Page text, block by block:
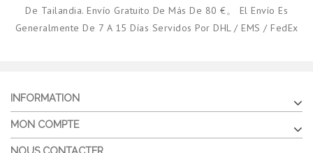
De Tailandia. Envío Gratuito De Más De 80 €。 El Envío Es
Generalmente De 7 A 15 Días Servidos Por DHL / EMS / FedEx
INFORMATION
MON COMPTE
NOUS CONTACTER